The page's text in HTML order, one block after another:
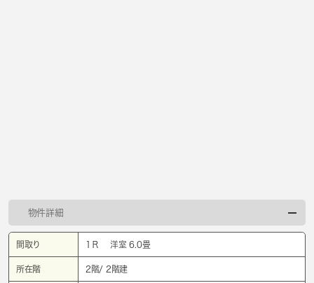
物件詳細
間取り 1Ｒ 洋室 6.0畳
所在階 2階/ 2階建